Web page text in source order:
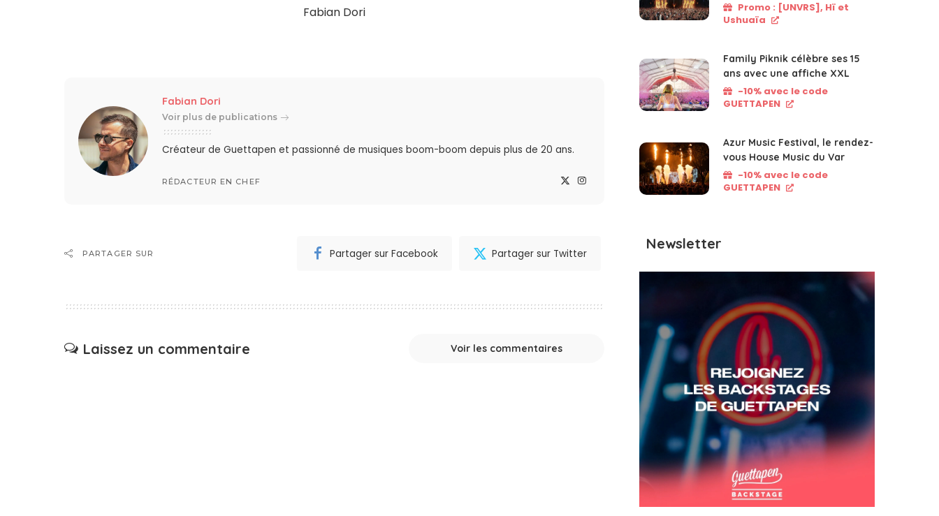
Fabian Dori
Fabian Dori
Voir plus de publications
Créateur de Guettapen et passionné de musiques boom-boom depuis plus de 20 ans.
RÉDACTEUR EN CHEF
PARTAGER SUR Partager sur Facebook Partager sur Twitter
Laissez un commentaire Voir les commentaires
Promo : [UNVRS], Hï et
Ushuaïa
Family Piknik célèbre ses 15
ans avec une affiche XXL
-10% avec le code
GUETTAPEN
Azur Music Festival, le rendez-
vous House Music du Var
-10% avec le code
GUETTAPEN
Newsletter